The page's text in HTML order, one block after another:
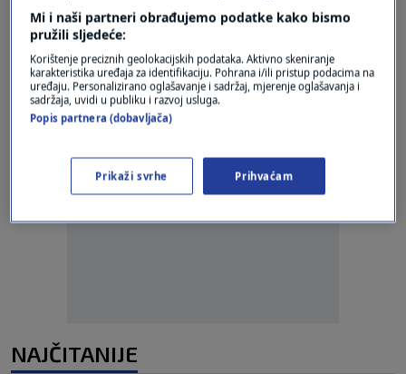
NAJČITANIJE
Mi i naši partneri obrađujemo podatke kako bismo
pružili sljedeće:
Korištenje preciznih geolokacijskih podataka. Aktivno skeniranje
karakteristika uređaja za identifikaciju. Pohrana i/ili pristup podacima na
uređaju. Personalizirano oglašavanje i sadržaj, mjerenje oglašavanja i
sadržaja, uvidi u publiku i razvoj usluga.
Popis partnera (dobavljača)
Prikaži svrhe Prihvaćam